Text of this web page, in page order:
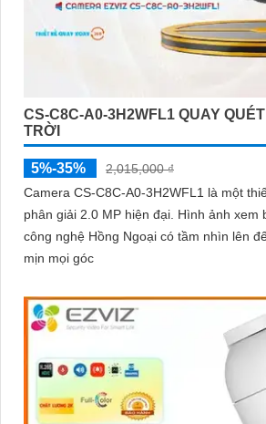
CS-C8C-A0-3H2WFL1 QUAY QUÉT
TRỜI
5%-35%
2,015,000 ₫
Camera CS-C8C-A0-3H2WFL1 là một
phân giải 2.0 MP hiện đại. Hình ảnh xem ban đêm đẹp nhờ
công nghệ Hồng Ngoại có tầm nhìn lên
mịn mọi góc